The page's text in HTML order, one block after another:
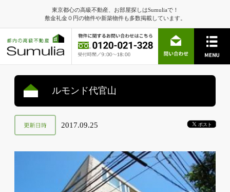
東京都心の高級不動産、お部屋探しはSumuliaで！
敷金礼金０円の物件や新築物件も多数掲載しています。
ルモンド代官山
2017.09.25